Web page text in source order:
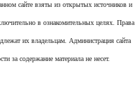
сайте взяты из открытых источников и
в ознакомительных целях. Права
их владельцам. Администрация сайта
за содержание материала не несет.